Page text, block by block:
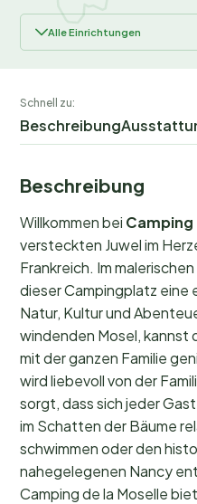
Alle Einrichtungen
Schnell zu:
Beschreibung
Beschreibung
Willkommen bei Camping
versteckten Juwel im
Frankreich. Im
dieser Campingplatz eine
Natur, Kultur und
windenden Mosel, kannst
mit der ganzen Familie
wird liebevoll von der
sorgt, dass sich jeder
im Schatten der Bäume
schwimmen oder den
nahegelegenen Nancy
Camping de la Moselle